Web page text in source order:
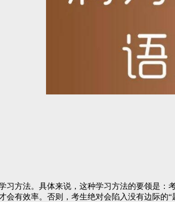
方法。具体来说，这种学习方法的要领是：
有效率。否则，考生绝对会陷入没有边际的“